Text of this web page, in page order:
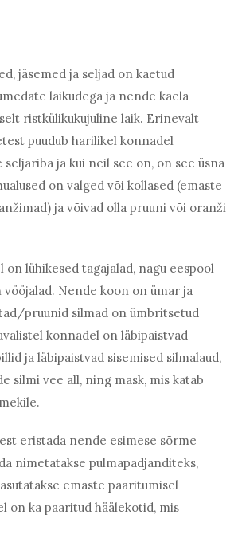
jäsemed ja seljad on kaetud
laikudega ja nende kaela
ristkülikukujuline laik. Erinevalt
puudub harilikel konnadel
ja kui neil see on, on see üsna
on valged või kollased (emaste
ja võivad olla pruuni või oranži
on lühikesed tagajalad, nagu eespool
Nende koon on ümar ja
pruunid silmad on ümbritsetud
konnadel on läbipaistvad
ja läbipaistvad sisemised silmalaud,
silmi vee all, ning mask, mis katab
eristada nende esimese sõrme
nimetatakse pulmapadjanditeks,
emaste paaritumisel
on ka paaritud häälekotid, mis